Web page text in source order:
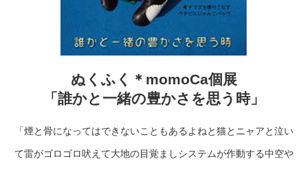
ぬくふく＊momoCa個展
「誰かと一緒の豊かさを思う時」
「煙と骨になってはできないこともあるよねと猫とニャアと泣い
て雷がゴロゴロ吠えて大地の目覚ましシステムが作動する中空や